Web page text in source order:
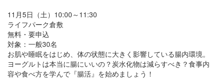
11月5日（土）10:00～11:30
ライフパーク倉敷
無料・要申込
対象：一般30名
お肌や睡眠をはじめ、体の状態に大きく影響している腸内環境。
ヨーグルトは本当に腸にいいの？炭水化物は減らすべき？食事内
容や食べ方を学んで『腸活』を始めましょう！